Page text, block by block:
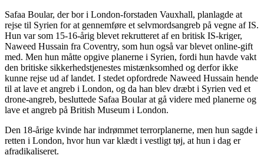
Safaa Boular, der bor i London-forstaden Vauxhall, planlagde at
rejse til Syrien for at gennemføre et selvmordsangreb på vegne af IS.
Hun var som 15-16-årig blevet rekrutteret af en britisk IS-kriger,
Naweed Hussain fra Coventry, som hun også var blevet online-gift
med. Men hun måtte opgive planerne i Syrien, fordi hun havde vakt
den britiske sikkerhedstjenestes mistænksomhed og derfor ikke
kunne rejse ud af landet. I stedet opfordrede Naweed Hussain hende
til at lave et angreb i London, og da han blev dræbt i Syrien ved et
drone-angreb, besluttede Safaa Boular at gå videre med planerne og
lave et angreb på British Museum i London.
Den 18-årige kvinde har indrømmet terrorplanerne, men hun sagde i
retten i London, hvor hun var klædt i vestligt tøj, at hun i dag er
afradikaliseret.